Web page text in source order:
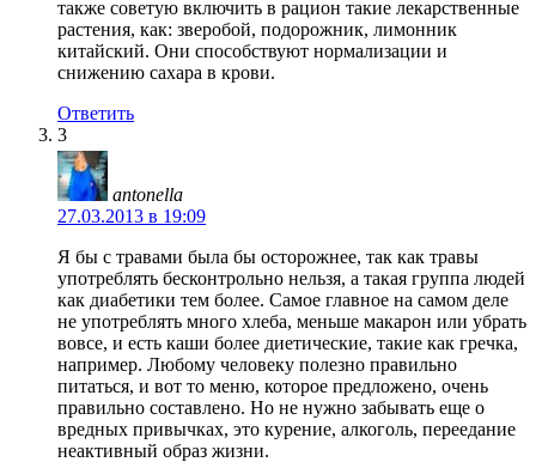
также советую включить в рацион такие лекарственные
растения, как: зверобой, подорожник, лимонник
китайский. Они способствуют нормализации и
снижению сахара в крови.
Ответить
3
antonella
27.03.2013 в 19:09
Я бы с травами была бы осторожнее, так как травы
употреблять бесконтрольно нельзя, а такая группа людей
как диабетики тем более. Самое главное на самом деле
не употреблять много хлеба, меньше макарон или убрать
вовсе, и есть каши более диетические, такие как гречка,
например. Любому человеку полезно правильно
питаться, и вот то меню, которое предложено, очень
правильно составлено. Но не нужно забывать еще о
вредных привычках, это курение, алкоголь, переедание
неактивный образ жизни.